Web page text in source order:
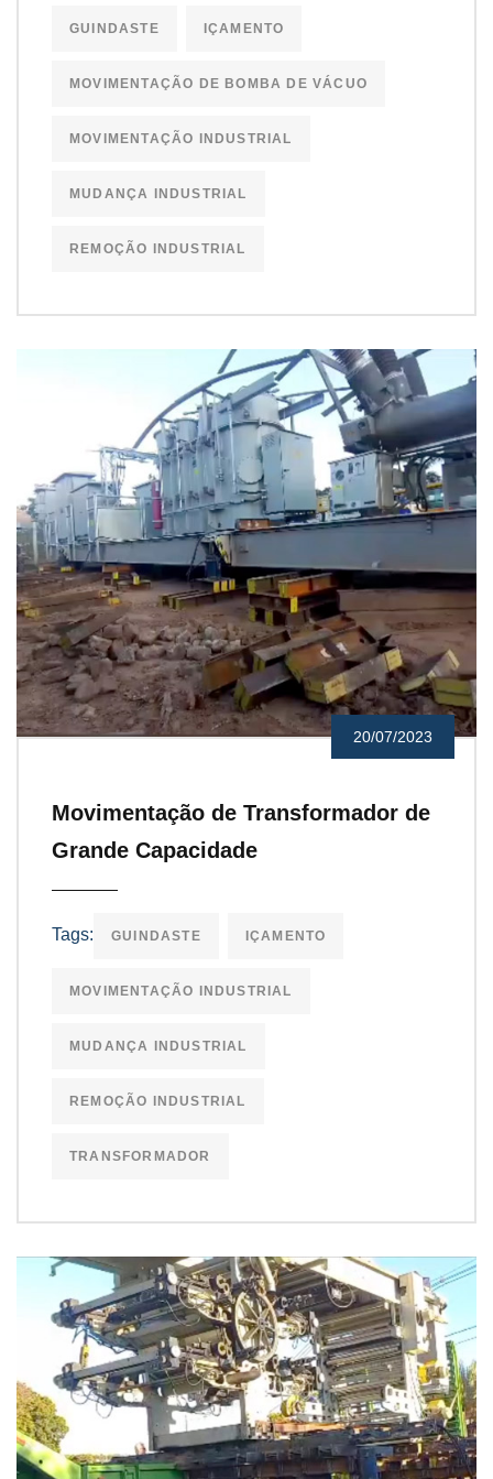
GUINDASTE IÇAMENTO
MOVIMENTAÇÃO DE BOMBA DE VÁCUO
MOVIMENTAÇÃO INDUSTRIAL
MUDANÇA INDUSTRIAL
REMOÇÃO INDUSTRIAL
20/07/2023
Movimentação de Transformador de
Grande Capacidade
Tags: GUINDASTE IÇAMENTO
MOVIMENTAÇÃO INDUSTRIAL
MUDANÇA INDUSTRIAL
REMOÇÃO INDUSTRIAL
TRANSFORMADOR